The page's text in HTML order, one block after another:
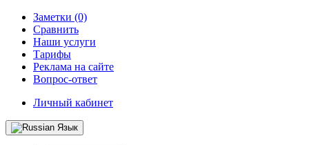
Заметки (0)
Сравнить
Наши услуги
Тарифы
Реклама на сайте
Вопрос-ответ
Личный кабинет
Язык